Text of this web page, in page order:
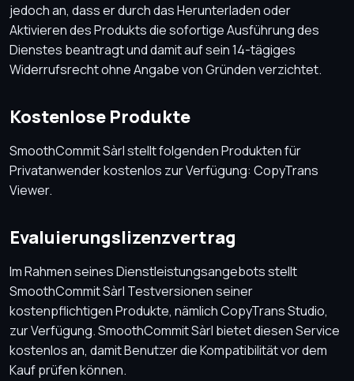
jedoch an, dass er durch das Herunterladen oder
Aktivieren des Produkts die sofortige Ausführung des
Dienstes beantragt und damit auf sein 14-tägiges
Widerrufsrecht ohne Angabe von Gründen verzichtet.
Kostenlose Produkte
SmoothCommit Sàrl stellt folgenden Produkten für
Privatanwender kostenlos zur Verfügung: CopyTrans
Viewer.
Evaluierungslizenzvertrag
Im Rahmen seines Dienstleistungsangebots stellt
SmoothCommit Sàrl Testversionen seiner
kostenpflichtigen Produkte, nämlich CopyTrans Studio,
zur Verfügung. SmoothCommit Sàrl bietet diesen Service
kostenlos an, damit Benutzer die Kompatibilität vor dem
Kauf prüfen können.